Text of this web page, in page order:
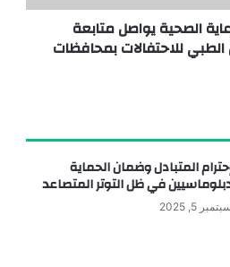
الصحية يواصل متابعة
للاحتفالات بمحافظات
المتبادل وضمان الحماية
في ظل التوتر المتصاعد
سبتمبر 5, 2025